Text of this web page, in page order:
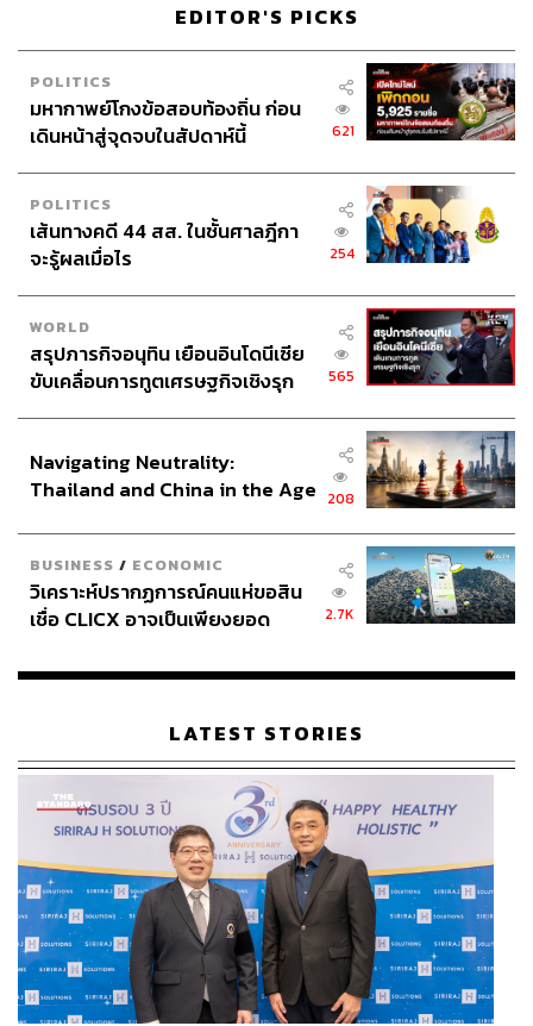
EDITOR'S PICKS
POLITICS
มหากาพย์โกงข้อสอบท้องถิ่น ก่อน
เดินหน้าสู่จุดจบในสัปดาห์นี้
621
POLITICS
เส้นทางคดี 44 สส. ในชั้นศาลฎีกา
จะรู้ผลเมื่อไร
254
WORLD
สรุปภารกิจอนุทิน เยือนอินโดนีเซีย
ขับเคลื่อนการทูตเศรษฐกิจเชิงรุก
565
Navigating Neutrality:
Thailand and China in the Age
208
BUSINESS / ECONOMIC
วิเคราะห์ปรากฏการณ์คนแห่ขอสิน
เชื่อ CLICX อาจเป็นเพียงยอด
เรือนไทยที่ถูกซุกไว้
2.7K
LATEST STORIES